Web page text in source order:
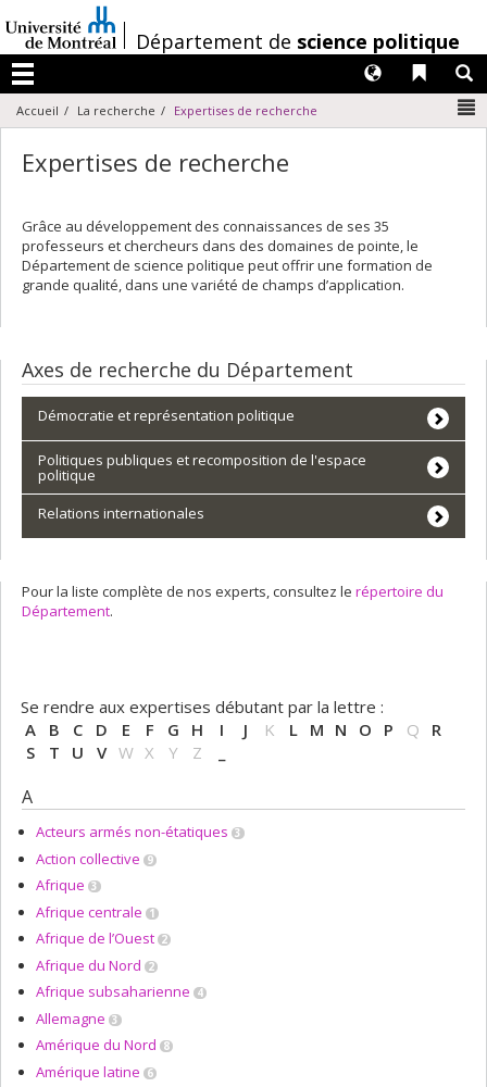
au
contenu
/Département de science politique
Menu
Liens
Langues
Accueil La recherche Expertises de recherche
Expertises de recherche
Grâce au développement des connaissances de ses 35
professeurs et chercheurs dans des domaines de pointe, le
Département de science politique peut offrir une formation de
grande qualité, dans une variété de champs d’application.
Axes de recherche du Département
Démocratie et représentation politique
Politiques publiques et recomposition de l'espace
politique
Relations internationales
Pour la liste complète de nos experts, consultez le répertoire du
Département.
Se rendre aux expertises débutant par la lettre :
A
B C D E F G H I J K L M N O P Q
R
S
T U V W X Y Z
A
Acteurs armés non-étatiques 3
Action collective 9
Afrique 3
Afrique centrale 1
Afrique de l’Ouest 2
Afrique du Nord 2
Afrique subsaharienne 4
Allemagne 3
Amérique du Nord 8
Amérique latine 6